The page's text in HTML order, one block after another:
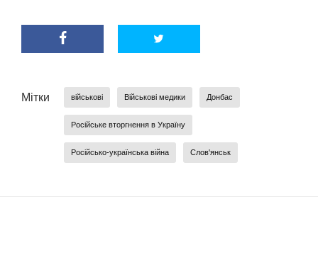
Мітки військові Військові медики Донбас
Російське вторгнення в Україну
Російсько-українська війна Слов'янськ